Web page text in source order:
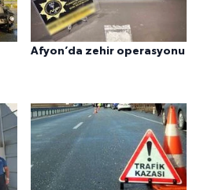
Afyon’da zehir operasyonu